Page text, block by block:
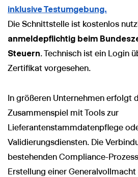
inklusive Testumgebung.
Die Schnittstelle ist kostenlos
anmeldepflichtig beim
Steuern. Technisch ist ein Login
Zertifikat vorgesehen.
In größeren Unternehmen erfolgt
Zusammenspiel mit Tools zur
Lieferantenstammdatenpflege
Validierungsdiensten. Die
bestehenden Compliance-
Erstellung einer Generalvollmacht